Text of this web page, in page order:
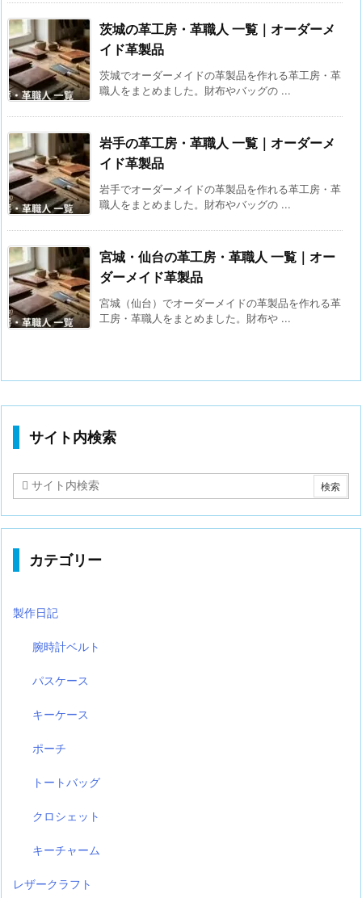
茨城の革工房・革職人 一覧｜オーダーメ
イド革製品
茨城でオーダーメイドの革製品を作れる革工房・革
職人をまとめました。財布やバッグの ...
岩手の革工房・革職人 一覧｜オーダーメ
イド革製品
岩手でオーダーメイドの革製品を作れる革工房・革
職人をまとめました。財布やバッグの ...
宮城・仙台の革工房・革職人 一覧｜オー
ダーメイド革製品
宮城（仙台）でオーダーメイドの革製品を作れる革
工房・革職人をまとめました。財布や ...
サイト内検索
カテゴリー
製作日記
腕時計ベルト
パスケース
キーケース
ポーチ
トートバッグ
クロシェット
キーチャーム
レザークラフト